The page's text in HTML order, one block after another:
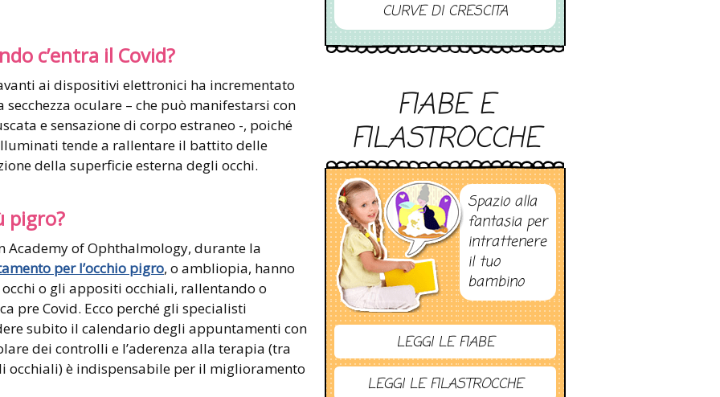
c’entra il Covid?
ai dispositivi elettronici ha incrementato
oculare – che può manifestarsi con
e sensazione di corpo estraneo -, poiché
tende a rallentare il battito delle
della superficie esterna degli occhi.
pigro?
Academy of Ophthalmology, durante la
per l’occhio pigro, o ambliopia, hanno
o gli appositi occhiali, rallentando o
pre Covid. Ecco perché gli specialisti
subito il calendario degli appuntamenti con
dei controlli e l’aderenza alla terapia (tra
occhiali) è indispensabile per il miglioramento
CURVE DI CRESCITA
FIABE E
FILASTROCCHE
Spazio alla
fantasia per
intrattenere
il tuo
bambino
LEGGI LE FIABE
LEGGI LE FILASTROCCHE